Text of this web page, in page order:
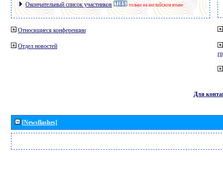
Окончательный список участников только на английском языке
Относящиеся конференции
Отдел новостей
Для
[Newsflashes]